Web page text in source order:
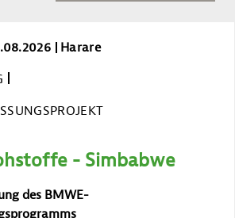
- Simbabwe
Harare
HINZUFÜGEN
- Simbabwe
des BMWE-